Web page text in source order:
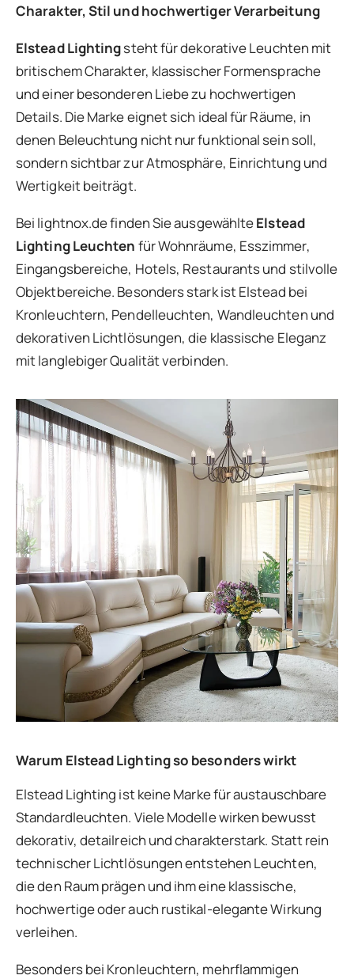
Charakter, Stil und hochwertiger Verarbeitung
Elstead Lightingsteht für dekorative Leuchten mit
britischem Charakter, klassischer Formensprache
und einer besonderen Liebe zu hochwertigen
Details. Die Marke eignet sich ideal für Räume, in
denen Beleuchtung nicht nur funktional sein soll,
sondern sichtbar zur Atmosphäre, Einrichtung und
Wertigkeit beiträgt.
Bei lightnox.de finden Sie ausgewählteElstead
Lighting Leuchten für Wohnräume, Esszimmer,
Eingangsbereiche, Hotels, Restaurants und stilvolle
Objektbereiche. Besonders stark ist Elstead bei
Kronleuchtern, Pendelleuchten, Wandleuchten und
dekorativen Lichtlösungen, die klassische Eleganz
mit langlebiger Qualität verbinden.
Warum Elstead Lighting so besonders wirkt
Elstead Lighting ist keine Marke für austauschbare
Standardleuchten. Viele Modelle wirken bewusst
dekorativ, detailreich und charakterstark. Statt rein
technischer Lichtlösungen entstehen Leuchten,
die den Raum prägen und ihm eine klassische,
hochwertige oder auch rustikal-elegante Wirkung
verleihen.
Besonders bei Kronleuchtern, mehrflammigen